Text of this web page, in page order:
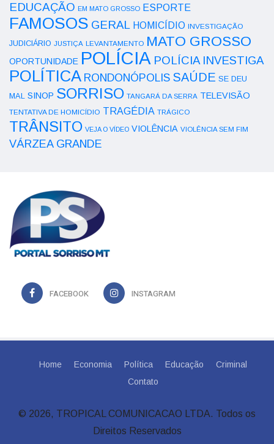
EDUCAÇÃO EM MATO GROSSO ESPORTE
FAMOSOS GERAL HOMICÍDIO INVESTIGAÇÃO
JUDICIÁRIO JUSTIÇA LEVANTAMENTO MATO GROSSO
OPORTUNIDADE POLÍCIA POLÍCIA INVESTIGA
POLÍTICA RONDONÓPOLIS SAÚDE SE DEU
MAL SINOP SORRISO TANGARÁ DA SERRA TELEVISÃO
TENTATIVA DE HOMICÍDIO TRAGÉDIA TRÁGICO
TRÂNSITO VEJA O VÍDEO VIOLÊNCIA VIOLÊNCIA SEM FIM
VÁRZEA GRANDE
FACEBOOK INSTAGRAM
Home Economia Política Educação
Criminal
Contato
© 2026, TROPICAL COMUNICACAO LTDA. Todos os
Direitos Reservados